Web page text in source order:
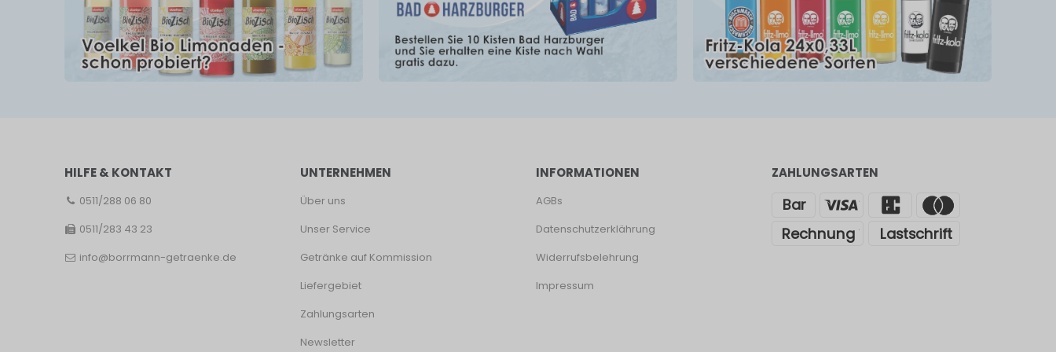
HILFE & KONTAKT
0511/288 06 80
0511/283 43 23
info@borrmann-getraenke.de
UNTERNEHMEN
Über uns
Unser Service
Getränke auf Kommission
Liefergebiet
Zahlungsarten
Newsletter
INFORMATIONEN
AGBs
Datenschutzerklährung
Widerrufsbelehrung
Impressum
ZAHLUNGSARTEN